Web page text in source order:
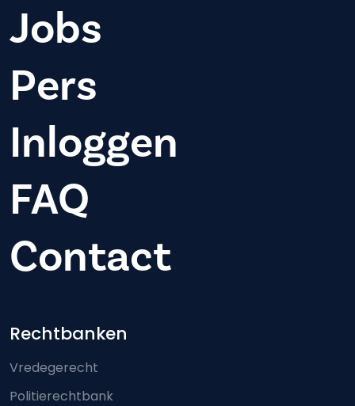
Jobs
Pers
Inloggen
FAQ
Contact
Footer-menu
Rechtbanken
Vredegerecht
Politierechtbank